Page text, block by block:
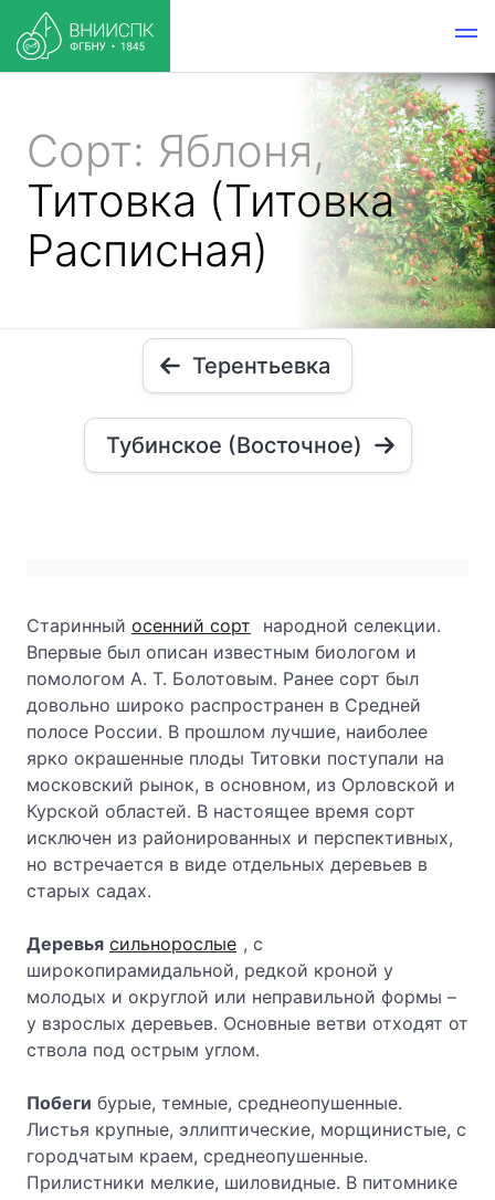
Сорт: Яблоня,
Титовка (Титовка
Расписная)
Терентьевка
Тубинское (Восточное)
Старинный осенний сорт
народной селекции.
Впервые был описан известным био­логом и
помологом А. Т. Болотовым. Ранее сорт был
довольно широко распространен в Средней
полосе России. В прошлом лучшие, наиболее
ярко окрашенные плоды Титовки поступали на
московский рынок, в основном, из Орловской и
Курской областей. В на­стоящее время сорт
исключен из районированных и перспективных,
но встречается в виде отдельных деревьев в
старых садах.
Деревья сильнорослые , с
широкопирамидальной, редкой кроной у
молодых и округлой или неправильной формы –
у взрослых деревьев. Основные ветви отходят от
ствола под острым углом.
Побеги бурые, темные, среднеопушенные.
Листья крупные, эллиптические, морщи­нистые, с
городчатым краем, среднеопушенные.
Прилистники мелкие, шиловидные. В пи­томнике